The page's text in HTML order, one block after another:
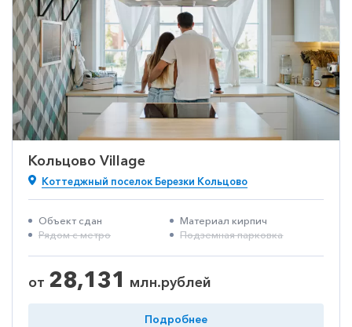
Кольцово Village
Коттеджный поселок Березки Кольцово
Объект сдан
Материал кирпич
Рядом с метро
Подземная парковка
от 28,131 млн.рублей
Подробнее